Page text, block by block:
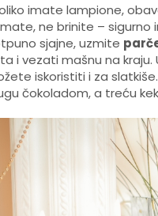
imate lampione,
ne brinite – sigurno
sjajne, uzmite
i vezati mašnu na
iskoristiti i za
čokoladom, a treću